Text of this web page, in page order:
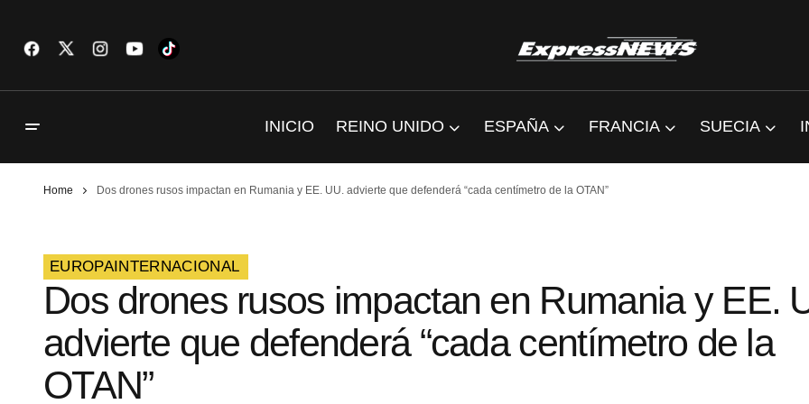
INICIO REINO UNIDO ESPAÑA FRANCIA SUECIA
Home Dos drones rusos impactan en Rumania y EE. UU. advierte que defenderá “cada centímetro de la OTAN”
EUROPAINTERNACIONAL
Dos drones rusos impactan en Rumania y EE.
advierte que defenderá “cada centímetro de la
OTAN”